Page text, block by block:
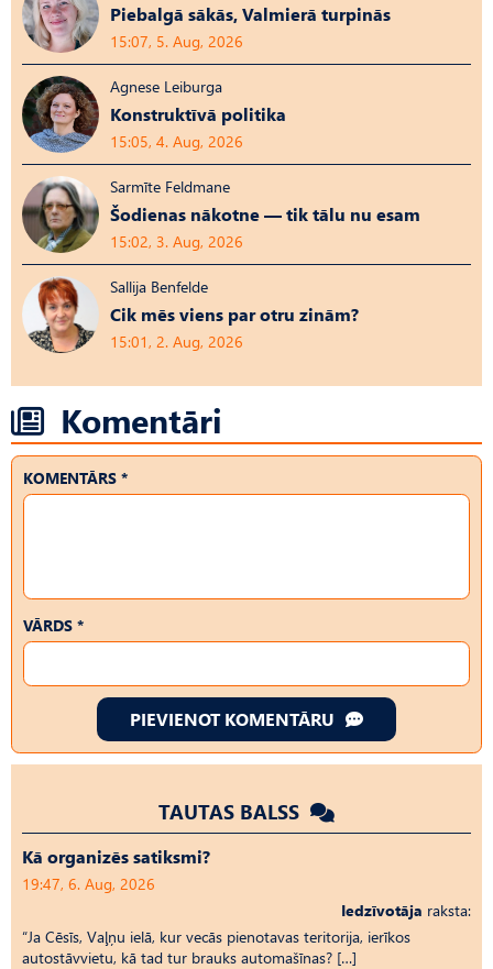
Piebalgā sākās, Valmierā turpinās
15:07, 5. Aug, 2026
Agnese Leiburga
Konstruktīvā politika
15:05, 4. Aug, 2026
Sarmīte Feldmane
Šodienas nākotne — tik tālu nu esam
15:02, 3. Aug, 2026
Sallija Benfelde
Cik mēs viens par otru zinām?
15:01, 2. Aug, 2026
Komentāri
KOMENTĀRS *
VĀRDS *
PIEVIENOT KOMENTĀRU
TAUTAS BALSS
Kā organizēs satiksmi?
19:47, 6. Aug, 2026
Iedzīvotāja raksta:
“Ja Cēsīs, Vaļņu ielā, kur vecās pienotavas teritorija, ierīkos
autostāvvietu, kā tad tur brauks automašīnas? […]